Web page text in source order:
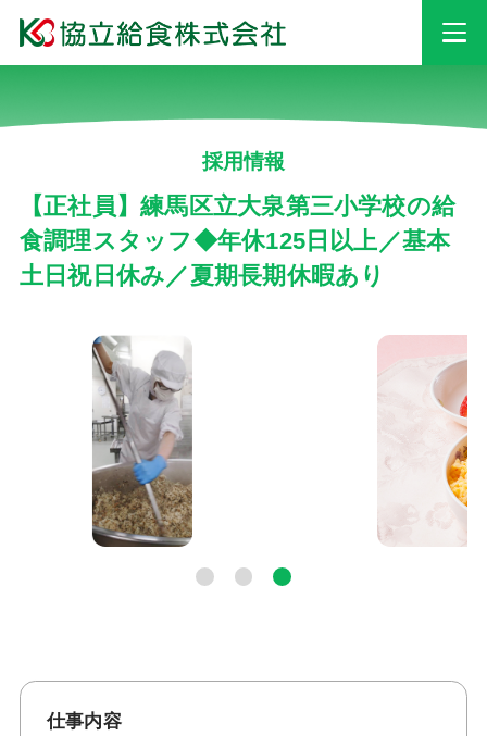
事業情報
安心・安全への取り組み
採用情報
会社情報
お知らせ
採用情報
【正社員】練馬区立大泉第三小学校の給
食調理スタッフ◆年休125日以上／基本
土日祝日休み／夏期長期休暇あり
仕事内容